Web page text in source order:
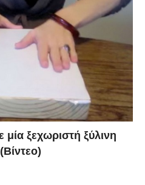
ξεχωριστή ξύλινη